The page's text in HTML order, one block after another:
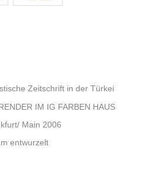
Zeitschrift in der Türkei
IM IG FARBEN HAUS
Main 2006
entwurzelt